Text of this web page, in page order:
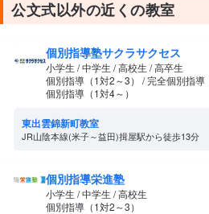
公文式以外の近くの教室
個別指導塾サクラサクセス
小学生 / 中学生 / 高校生 / 高卒生
個別指導（1対2～3） / 完全個別指
個別指導（1対4～）
東出雲錦新町教室
JR山陰本線(米子～益田)揖屋駅から徒歩13分
個別指導栄進塾
小学生 / 中学生 / 高校生
個別指導（1対2～3）